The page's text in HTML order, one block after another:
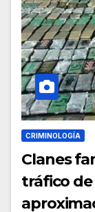
CRIMINOLOGÍA
Clanes
tráfico